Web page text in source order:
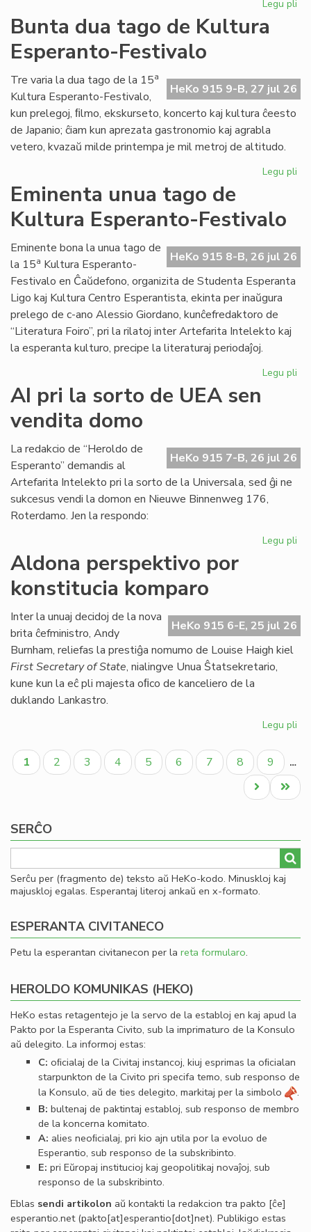
Legu pli
de
Bunta dua tago de Kultura
Esperanto-Festivalo
HeKo 915 9-B, 27 jul 26
Tre varia la dua tago de la 15a
Kultura Esperanto-Festivalo,
kun prelegoj, ﬁlmo, ekskurseto, koncerto kaj kultura ĉeesto
de Japanio; ĉiam kun aprezata gastronomio kaj agrabla
vetero, kvazaŭ milde printempa je mil metroj de altitudo.
Legu pli
Eminenta unua tago de
Kultura Esperanto-Festivalo
HeKo 915 8-B, 26 jul 26
Eminente bona la unua tago de
la 15a Kultura Esperanto-
Festivalo en Ĉaŭdefono, organizita de Studenta Esperanta
Ligo kaj Kultura Centro Esperantista, ekinta per inaŭgura
prelego de c-ano Alessio Giordano, kunĉefredaktoro de
“Literatura Foiro”, pri la rilatoj inter Artefarita Intelekto kaj
la esperanta kulturo, precipe la literaturaj periodaĵoj.
Legu pli
AI pri la sorto de UEA sen
vendita domo
HeKo 915 7-B, 26 jul 26
La redakcio de “Heroldo de
Esperanto” demandis al
Artefarita Intelekto pri la sorto de la Universala, sed ĝi ne
sukcesus vendi la domon en Nieuwe Binnenweg 176,
Roterdamo. Jen la respondo:
Legu pli
de
Aldona perspektivo por
konstitucia komparo
HeKo 915 6-E, 25 jul 26
Inter la unuaj decidoj de la nova
brita ĉefministro, Andy
Burnham, reliefas la prestiĝa nomumo de Louise Haigh kiel
First Secretary of State, nialingve Unua Ŝtatsekretario,
kune kun la eĉ pli majesta oﬁco de kanceliero de la
duklando Lankastro.
Legu pli
Pagination
Aktuala
paĝo
1 Paĝo
2 Paĝo
3 Paĝo
4 Paĝo
5 Paĝo
6 Paĝo
7 Paĝo
8 Paĝo
9 …
Last
page
Next
page
SERĈO
Serĉu per (fragmento de) teksto aŭ HeKo-kodo. Minuskloj kaj
majuskloj egalas. Esperantaj literoj ankaŭ en x-formato.
ESPERANTA CIVITANECO
Petu la esperantan civitanecon per la reta formularo.
HEROLDO KOMUNIKAS (HEKO)
HeKo estas retagentejo je la servo de la establoj en kaj apud la
Pakto por la Esperanta Civito, sub la imprimaturo de la Konsulo
aŭ delegito. La informoj estas:
C: oﬁcialaj de la Civitaj instancoj, kiuj esprimas la oﬁcialan
starpunkton de la Civito pri specifa temo, sub responso de
la Konsulo, aŭ de ties delegito, markitaj per la simbolo
.
B: bultenaj de paktintaj establoj, sub responso de membro
de la koncerna komitato.
A: alies neoﬁcialaj, pri kio ajn utila por la evoluo de
Esperantio, sub responso de la subskribinto.
E: pri Eŭropaj institucioj kaj geopolitikaj novaĵoj, sub
responso de la subskribinto.
Eblas sendi artikolon aŭ kontakti la redakcion tra pakto [ĉe]
esperantio.net(pakto[at]esperantio[dot]net). Publikigo estas